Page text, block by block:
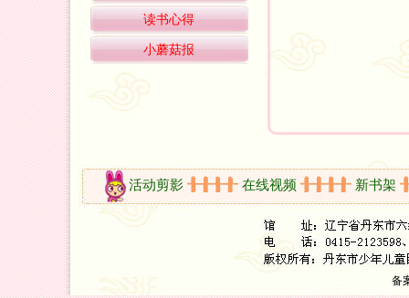
读书心得
小蘑菇报
放时间 活动剪影 在线视频 新书架
备